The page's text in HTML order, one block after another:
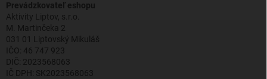
Prevádzkovateľ eshopu
Aktivity Liptov, s.r.o.
M. Martinčeka 2
031 01 Liptovský Mikuláš
IČO: 46 747 923
DIČ: 2023568063
IČ DPH: SK2023568063